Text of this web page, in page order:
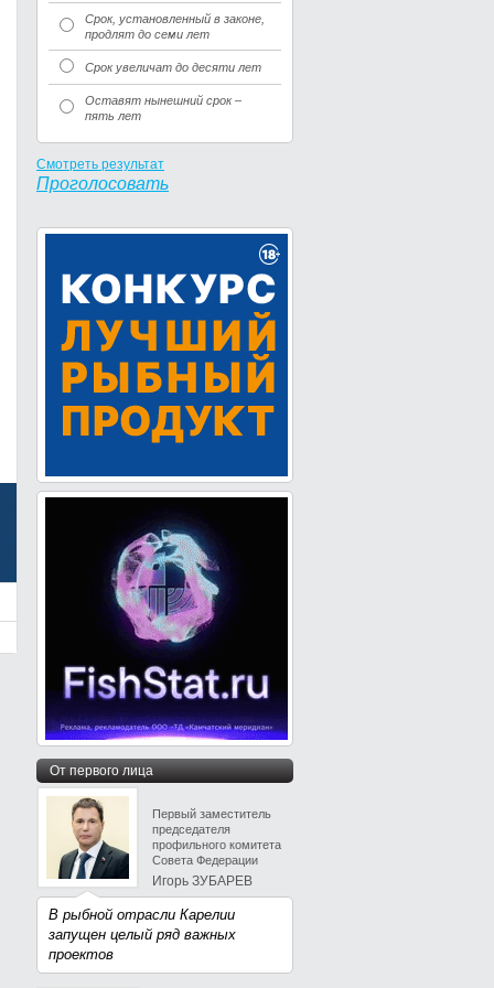
Срок, установленный в законе,
продлят до семи лет
Срок увеличат до десяти лет
Оставят нынешний срок –
пять лет
Смотреть результат
Проголосовать
От первого лица
Первый заместитель
председателя
профильного комитета
Совета Федерации
Игорь ЗУБАРЕВ
В рыбной отрасли Карелии
запущен целый ряд важных
проектов